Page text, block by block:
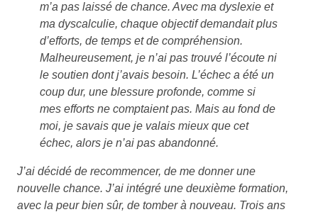
m’a pas laissé de chance. Avec ma dyslexie et
ma dyscalculie, chaque objectif demandait plus
d’efforts, de temps et de compréhension.
Malheureusement, je n’ai pas trouvé l’écoute ni
le soutien dont j’avais besoin. L’échec a été un
coup dur, une blessure profonde, comme si
mes efforts ne comptaient pas. Mais au fond de
moi, je savais que je valais mieux que cet
échec, alors je n’ai pas abandonné.
J’ai décidé de recommencer, de me donner une
nouvelle chance. J’ai intégré une deuxième formation,
avec la peur bien sûr, de tomber à nouveau. Trois ans